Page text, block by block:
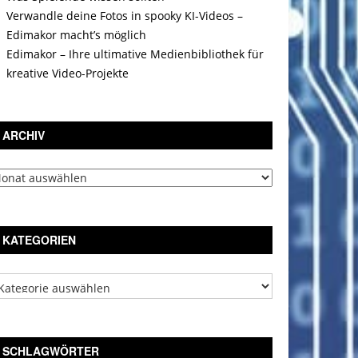
Verwandle deine Fotos in spooky KI-Videos –
Edimakor macht’s möglich
Edimakor – Ihre ultimative Medienbibliothek für
kreative Video-Projekte
ARCHIV
KATEGORIEN
SCHLAGWÖRTER